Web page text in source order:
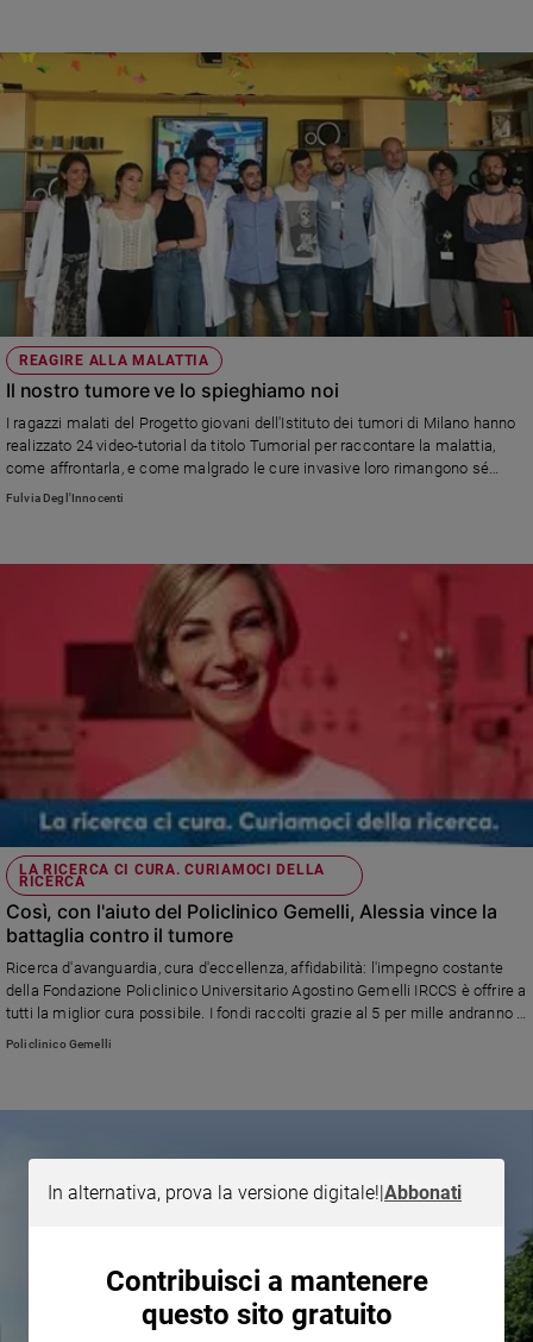
REAGIRE ALLA MALATTIA
Il nostro tumore ve lo spieghiamo noi
I ragazzi malati del Progetto giovani dell'Istituto dei tumori di Milano hanno
realizzato 24 video-tutorial da titolo Tumorial per raccontare la malattia,
come affrontarla, e come malgrado le cure invasive loro rimangono sé
stessi
Fulvia Degl'Innocenti
LA RICERCA CI CURA. CURIAMOCI DELLA
RICERCA
Così, con l'aiuto del Policlinico Gemelli, Alessia vince la
battaglia contro il tumore
Ricerca d'avanguardia, cura d'eccellenza, affidabilità: l'impegno costante
della Fondazione Policlinico Universitario Agostino Gemelli IRCCS è offrire a
tutti la miglior cura possibile. I fondi raccolti grazie al 5 per mille andranno a
sostenere la ricerca di cure più accessibili e terapie sempre più innovative.
Policlinico Gemelli
In alternativa, prova la versione digitale!|Abbonati
Contribuisci a mantenere
questo sito gratuito